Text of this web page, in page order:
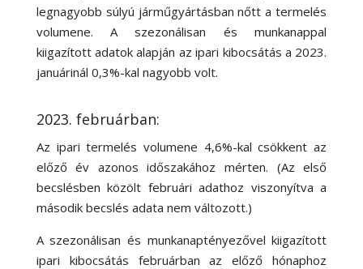
legnagyobb súlyú járműgyártásban nőtt a termelés
volumene. A szezonálisan és munkanappal
kiigazított adatok alapján az ipari kibocsátás a 2023.
januárinál 0,3%-kal nagyobb volt.
2023. februárban:
Az ipari termelés volumene 4,6%-kal csökkent az
előző év azonos időszakához mérten. (Az első
becslésben közölt februári adathoz viszonyítva a
második becslés adata nem változott.)
A szezonálisan és munkanaptényezővel kiigazított
ipari kibocsátás februárban az előző hónaphoz